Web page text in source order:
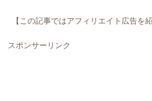
【この記事ではアフィリエイト広告を
スポンサーリンク